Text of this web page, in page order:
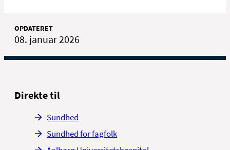
OPDATERET
08. januar 2026
Direkte til
Sundhed
Sundhed for fagfolk